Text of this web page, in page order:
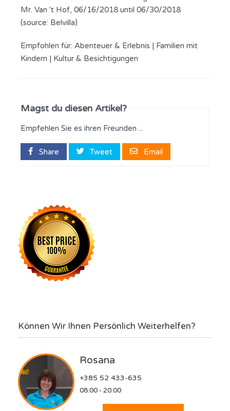
Mr. Van 't Hof, 06/16/2018 until 06/30/2018
(source: Belvilla)
Empfohlen für: Abenteuer & Erlebnis | Familien mit
Kindern | Kultur & Besichtigungen
Magst du diesen Artikel?
Empfehlen Sie es ihren Freunden ...
Share Tweet Email
Können Wir Ihnen Persönlich Weiterhelfen?
Rosana
+385 52 433-635
08:00 - 20:00